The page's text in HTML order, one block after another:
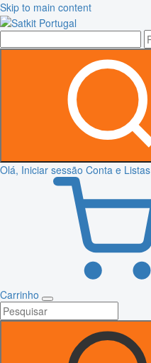
Skip to main content
Olá, Iniciar sessão Conta e Listas
Carrinho